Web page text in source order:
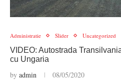
Administratie Slider Uncategorized
VIDEO: Autostrada
cu Ungaria
by admin 08/05/2020